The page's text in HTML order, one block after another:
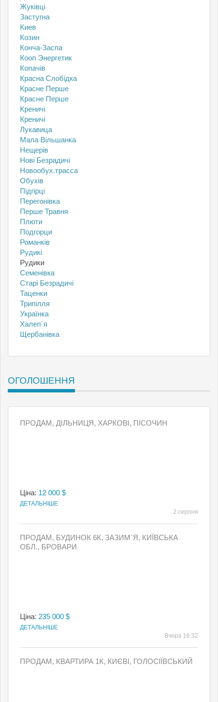
Жуківці
Застугна
Киев
Козин
Конча-Заспа
Кооп Энергетик
Копачів
Красна Слобідка
Красне Перше
Красне Перше
Креничі
Креничі
Лукавица
Мала Вільшанка
Нещерів
Нові Безрадичі
Новообух.трасса
Обухів
Підгірці
Перегонівка
Перше Травня
Плюти
Подгорци
Романків
Рудикі
Рудики
Семенівка
Старі Безрадичі
Таценки
Трипілля
Українка
Халеп`я
Щербанівка
ОГОЛОШЕННЯ
ПРОДАМ, ДІЛЬНИЦЯ, ХАРКОВІ, ПІСОЧИН
Ціна: 12 000 $
ДЕТАЛЬНІШЕ
2 серпня
ПРОДАМ, БУДИНОК 6К, ЗАЗИМ`Я, КИЇВСЬКА
ОБЛ., БРОВАРИ
Ціна: 235 000 $
ДЕТАЛЬНІШЕ
Вчора 16:32
ПРОДАМ, КВАРТИРА 1К, КИЄВI, ГОЛОСІЇВСЬКИЙ